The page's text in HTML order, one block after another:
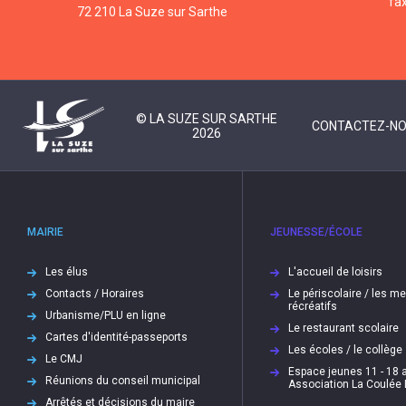
72 210 La Suze sur Sarthe
© LA SUZE SUR SARTHE
2026
CONTACTEZ-
MAIRIE
Les élus
Contacts / Horaires
Urbanisme/PLU en ligne
Cartes d'identité-passeports
Le CMJ
Réunions du conseil municipal
Arrêtés et décisions du maire
JEUNESSE/ÉCOLE
L'accueil de loisirs
Le périscolaire / les
récréatifs
Le restaurant scolaire
Les écoles / le collège
Espace jeunes 11 - 18
Association La Coulée